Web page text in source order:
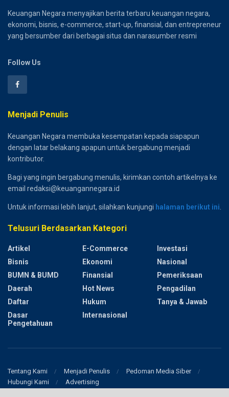
Keuangan Negara menyajikan berita terbaru keuangan negara,
ekonomi, bisnis, e-commerce, start-up, finansial, dan entrepreneur
yang bersumber dari berbagai situs dan narasumber resmi
Follow Us
Menjadi Penulis
Keuangan Negara membuka kesempatan kepada siapapun
dengan latar belakang apapun untuk bergabung menjadi
kontributor.
Bagi yang ingin bergabung menulis, kirimkan contoh artikelnya ke
email redaksi@keuangannegara.id
Untuk informasi lebih lanjut, silahkan kunjungi halaman berikut ini
Telusuri Berdasarkan Kategori
Artikel
Bisnis
BUMN & BUMD
Daerah
Daftar
Dasar
Pengetahuan
E-Commerce
Ekonomi
Finansial
Hot News
Hukum
Internasional
Investasi
Nasional
Pemeriksaan
Pengadilan
Tanya & Jawab
Tentang Kami Menjadi Penulis
Pedoman Media Siber
Hubungi Kami
Advertising